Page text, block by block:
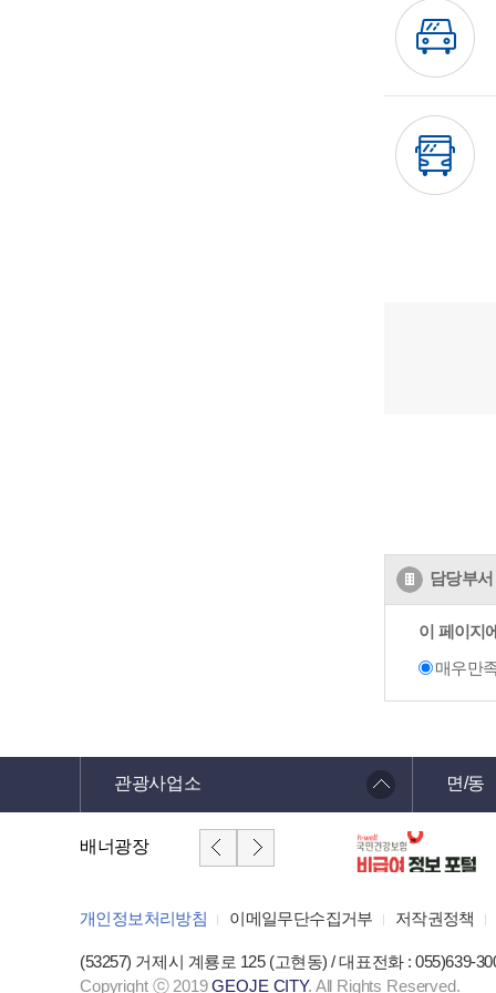
담당부서
이 페이지
매우만
관광사업소 면/동
배너광장
개인정보처리방침 이메일무단수집거부 저작권정책
(53257) 거제시 계룡로 125 (고현동) / 대표전화 : 055)639-
Copyright ⓒ 2019GEOJE CITY. All Rights Reserved.